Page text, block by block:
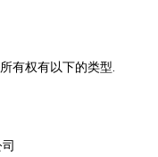
有权有以下的类型.